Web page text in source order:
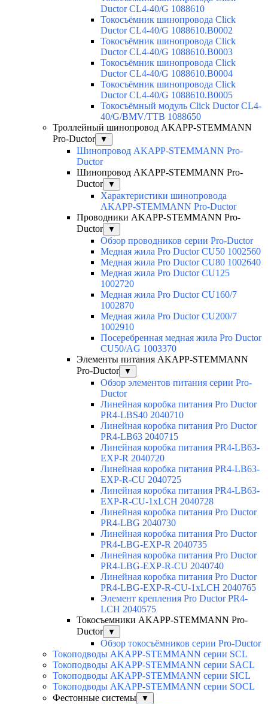
Ductor CL4-40/G 1088610
Токосъёмник шинопровода Click
Ductor CL4-40/G 1088610.B0002
Токосъёмник шинопровода Click
Ductor CL4-40/G 1088610.B0003
Токосъёмник шинопровода Click
Ductor CL4-40/G 1088610.B0004
Токосъёмник шинопровода Click
Ductor CL4-40/G 1088610.B0005
Токосъёмный модуль Click Ductor CL4-
40/G/BMV/TTB 1088650
Троллейный шинопровод AKAPP-STEMMANN
Pro-Ductor
▼
Шинопровод AKAPP-STEMMANN Pro-
Ductor
Шинопровод AKAPP-STEMMANN Pro-
Ductor
▼
Характеристики шинопровода
AKAPP-STEMMANN Pro-Ductor
Проводники AKAPP-STEMMANN Pro-
Ductor
▼
Обзор проводников серии Pro-Ductor
Медная жила Pro Ductor CU50 1002560
Медная жила Pro Ductor CU80 1002640
Медная жила Pro Ductor CU125
1002720
Медная жила Pro Ductor CU160/7
1002870
Медная жила Pro Ductor CU200/7
1002910
Посеребренная медная жила Pro Ductor
CU50/AG 1003370
Элементы питания AKAPP-STEMMANN
Pro-Ductor
▼
Обзор элементов питания серии Pro-
Ductor
Линейная коробка питания Pro Ductor
PR4-LBS40 2040710
Линейная коробка питания Pro Ductor
PR4-LB63 2040715
Линейная коробка питания PR4-LB63-
EXP-R 2040720
Линейная коробка питания PR4-LB63-
EXP-R-CU 2040725
Линейная коробка питания PR4-LB63-
EXP-R-CU-1xLCH 2040728
Линейная коробка питания Pro Ductor
PR4-LBG 2040730
Линейная коробка питания Pro Ductor
PR4-LBG-EXP-R 2040735
Линейная коробка питания Pro Ductor
PR4-LBG-EXP-R-CU 2040740
Линейная коробка питания Pro Ductor
PR4-LBG-EXP-R-CU-1xLCH 2040765
Элемент крепления Pro Ductor PR4-
LCH 2040575
Токосъемники AKAPP-STEMMANN Pro-
Ductor
▼
Обзор токосъёмников серии Pro-Ductor
Токоподводы AKAPP-STEMMANN серии SCL
Токоподводы AKAPP-STEMMANN серии SACL
Токоподводы AKAPP-STEMMANN серии SICL
Токоподводы AKAPP-STEMMANN серии SOCL
Фестонные системы
▼